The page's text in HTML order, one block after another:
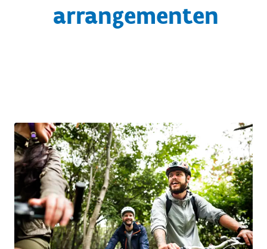
arrangementen